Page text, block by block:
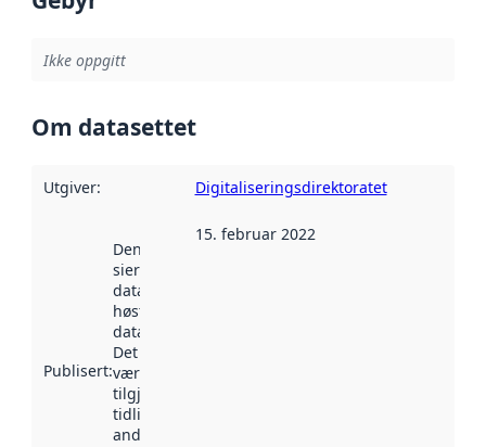
Ikke oppgitt
Om datasettet
Utgiver: Digitaliseringsdirektoratet
Publisert:
Denne datoen
sier når
datasettet ble
høstet av
data.norge.no.
Det kan ha
vært
tilgjengelig
tidligere
andre steder.
15. februar 2022